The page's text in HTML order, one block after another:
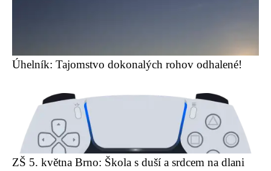
Úhelník: Tajomstvo dokonalých rohov odhalené!
ZŠ 5. května Brno: Škola s duší a srdcem na dlani